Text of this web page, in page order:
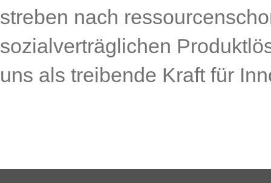
streben nach
sozialverträglichen
uns als treibende Kraft für